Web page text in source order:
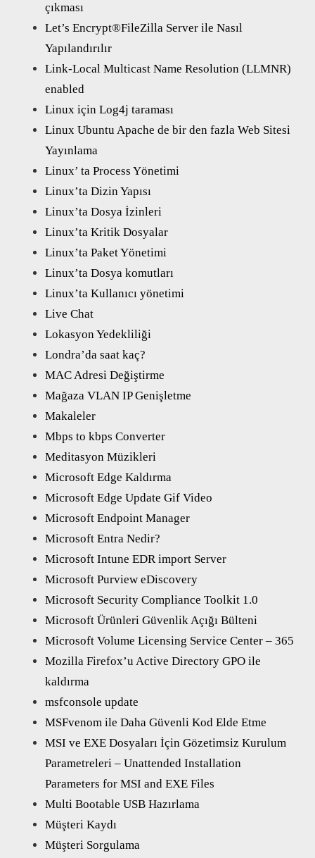
çıkması
Let’s Encrypt®FileZilla Server ile Nasıl
Yapılandırılır
Link-Local Multicast Name Resolution (LLMNR)
enabled
Linux için Log4j taraması
Linux Ubuntu Apache de bir den fazla Web Sitesi
Yayınlama
Linux’ ta Process Yönetimi
Linux’ta Dizin Yapısı
Linux’ta Dosya İzinleri
Linux’ta Kritik Dosyalar
Linux’ta Paket Yönetimi
Linux’ta Dosya komutları
Linux’ta Kullanıcı yönetimi
Live Chat
Lokasyon Yedekliliği
Londra’da saat kaç?
MAC Adresi Değiştirme
Mağaza VLAN IP Genişletme
Makaleler
Mbps to kbps Converter
Meditasyon Müzikleri
Microsoft Edge Kaldırma
Microsoft Edge Update Gif Video
Microsoft Endpoint Manager
Microsoft Entra Nedir?
Microsoft Intune EDR import Server
Microsoft Purview eDiscovery
Microsoft Security Compliance Toolkit 1.0
Microsoft Ürünleri Güvenlik Açığı Bülteni
Microsoft Volume Licensing Service Center – 365
Mozilla Firefox’u Active Directory GPO ile
kaldırma
msfconsole update
MSFvenom ile Daha Güvenli Kod Elde Etme
MSI ve EXE Dosyaları İçin Gözetimsiz Kurulum
Parametreleri – Unattended Installation
Parameters for MSI and EXE Files
Multi Bootable USB Hazırlama
Müşteri Kaydı
Müşteri Sorgulama